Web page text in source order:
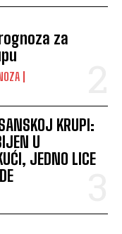
za
KRUPI:
U
JEDNO LICE